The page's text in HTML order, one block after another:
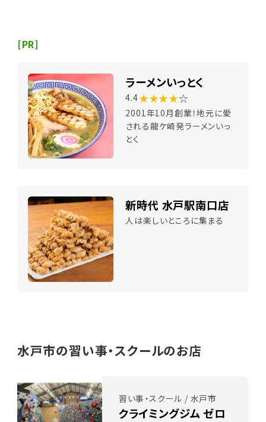
[PR]
ラーメンいっとく
4.4★★★★☆
2001年10月創業！地元に愛
される龍ケ崎発ラーメンいっ
とく
新時代 水戸駅南口店
人は楽しいところに集まる
水戸市の習い事・スクールのお店
習い事・スクール / 水戸市
クライミングジム ゼロ